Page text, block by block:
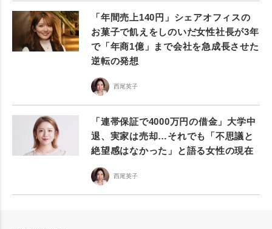
「年間売上140円」シェアオフィスの
お菓子で飢えをしのいだ女性社長が3年
で「年商1億」まで会社を急成長させた
逆転の発想
西尾英子
「連帯保証で4000万円の借金」大学中
退、実家は売却…それでも「不思議と
絶望感はなかった」と語る女性の現在
西尾英子